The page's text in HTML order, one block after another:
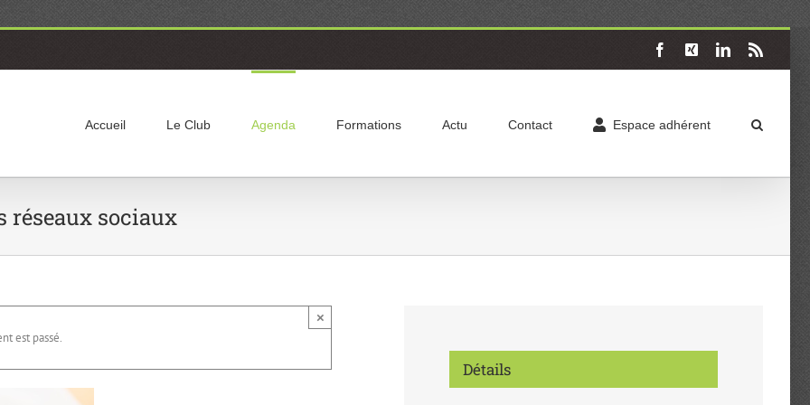
Facebook
X LinkedIn
Accueil Le Club Agenda Formations Actu Contact Espace adhérent
réseaux sociaux
est passé.
×
Détails